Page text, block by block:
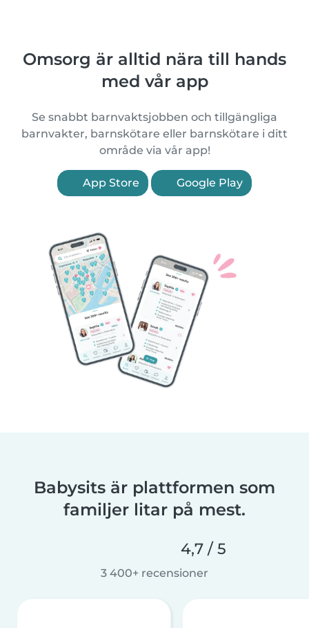
Omsorg är alltid nära till hands
med vår app
Se snabbt barnvaktsjobben och tillgängliga
barnvakter, barnskötare eller barnskötare i ditt
område via vår app!
App Store Google Play
Babysits är plattformen som
familjer litar på mest.
4,7 / 5
3 400+ recensioner